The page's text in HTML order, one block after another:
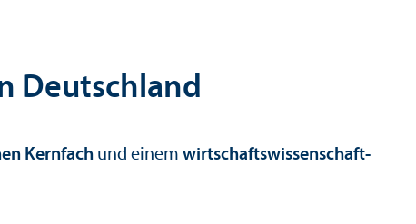
Deutschland
Kernfach und einem wirtschafts­wissenschaft­